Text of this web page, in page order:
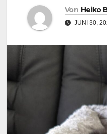
Von Heiko
JUNI 30,